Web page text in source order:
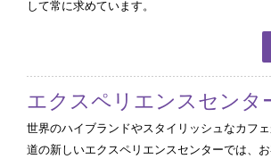
して常に求めています。
エクスペリエンスセンタ
世界のハイブランドやスタイリッシュなカフ
道の新しいエクスペリエンスセンターでは、